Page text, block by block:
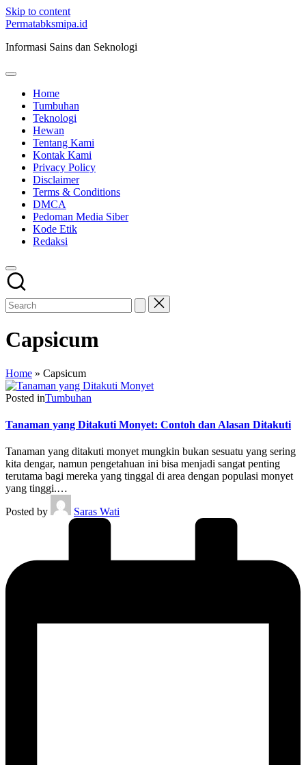
Skip to content
Permatabksmipa.id
Informasi Sains dan Seknologi
Home
Tumbuhan
Teknologi
Hewan
Tentang Kami
Kontak Kami
Privacy Policy
Disclaimer
Terms & Conditions
DMCA
Pedoman Media Siber
Kode Etik
Redaksi
Capsicum
Home » Capsicum
Posted inTumbuhan
Tanaman yang Ditakuti Monyet: Contoh dan Alasan Ditakuti
Tanaman yang ditakuti monyet mungkin bukan sesuatu yang sering
kita dengar, namun pengetahuan ini bisa menjadi sangat penting
terutama bagi mereka yang tinggal di area dengan populasi monyet
yang tinggi.…
Posted by
Saras Wati